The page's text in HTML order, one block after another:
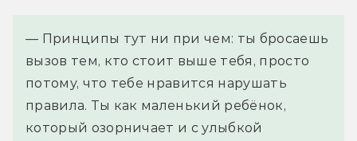
— Принципы тут ни при чем: ты бросаешь
вызов тем, кто стоит выше тебя, просто
потому, что тебе нравится нарушать
правила. Ты как маленький ребёнок,
который озорничает и с улыбкой